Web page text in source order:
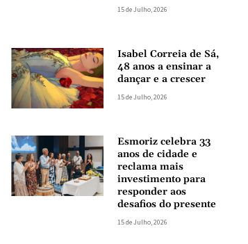
15 de Julho, 2026
Isabel Correia de Sá,
48 anos a ensinar a
dançar e a crescer
15 de Julho, 2026
Esmoriz celebra 33
anos de cidade e
reclama mais
investimento para
responder aos
desafios do presente
15 de Julho, 2026